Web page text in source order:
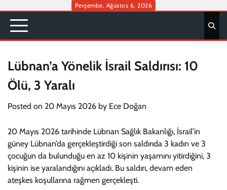
content
Perşembe, Ağustos 6, 2026
Lübnan’a Yönelik İsrail Saldırısı: 10
Ölü, 3 Yaralı
Posted on 20 Mayıs 2026 by Ece Doğan
20 Mayıs 2026 tarihinde Lübnan Sağlık Bakanlığı, İsrail’in
güney Lübnan’da gerçekleştirdiği son saldırıda 3 kadın ve 3
çocuğun da bulunduğu en az 10 kişinin yaşamını yitirdiğini, 3
kişinin ise yaralandığını açıkladı. Bu saldırı, devam eden
ateşkes koşullarına rağmen gerçekleşti.